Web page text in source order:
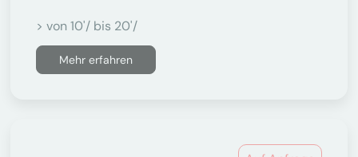
> von 10'/ bis 20'/
Mehr erfahren